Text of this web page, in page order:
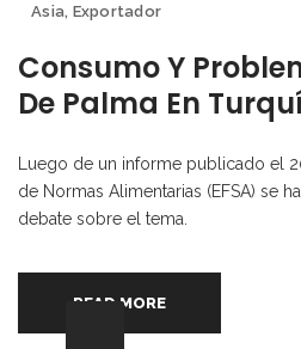
Asia, Exportador
Consumo Y
De Palma En
Luego de un informe publicado el
de Normas Alimentarias (EFSA) se
debate sobre el tema.
READ MORE